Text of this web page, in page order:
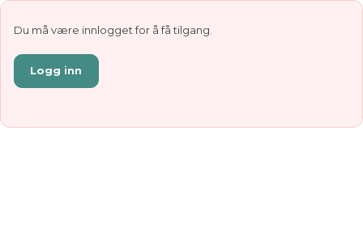
Du må være innlogget for å få tilgang.
Logg inn